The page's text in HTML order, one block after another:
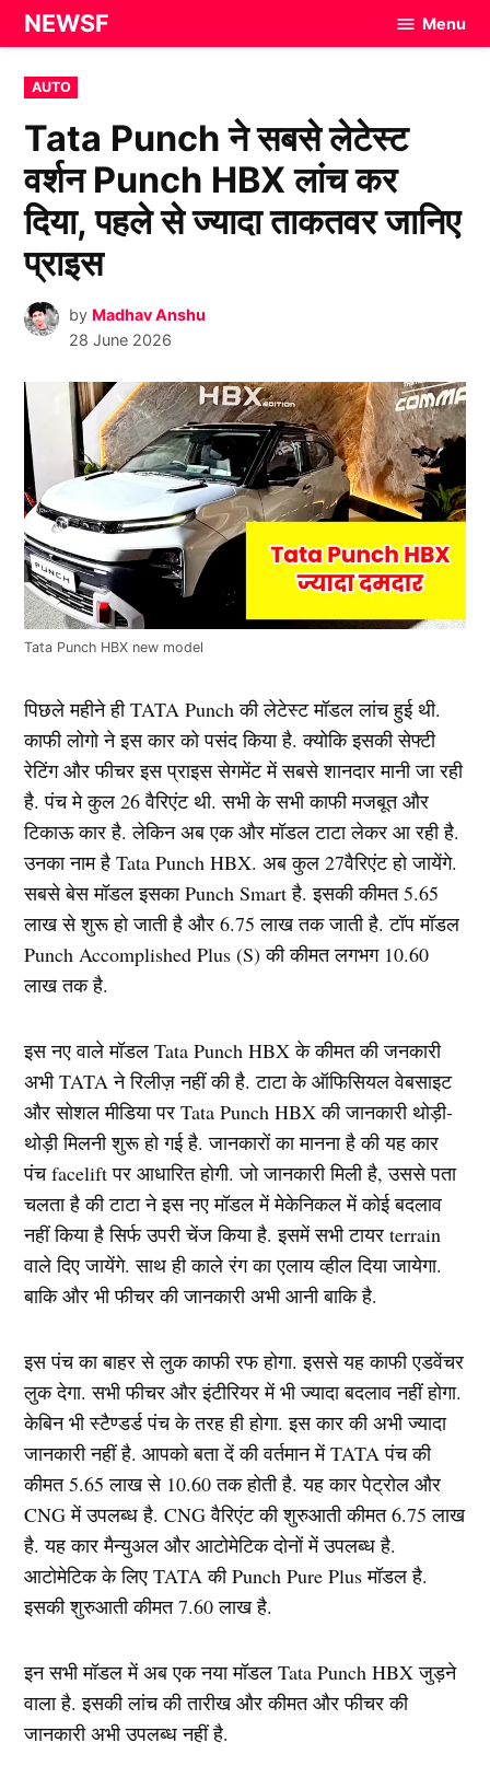
Skip
to
content
NEWSF Menu
POSTED
IN
AUTO
Tata Punch ने सबसे लेटेस्ट
वर्शन Punch HBX लांच कर
दिया, पहले से ज्यादा ताकतवर जानिए
प्राइस
by Madhav Anshu
28 June 2026
Tata Punch HBX new model
पिछले महीने ही TATA Punch की लेटेस्ट मॉडल लांच हुई थी.
काफी लोगो ने इस कार को पसंद किया है. क्योकि इसकी सेफ्टी
रेटिंग और फीचर इस प्राइस सेगमेंट में सबसे शानदार मानी जा रही
है. पंच मे कुल 26 वैरिएंट थी. सभी के सभी काफी मजबूत और
टिकाऊ कार है. लेकिन अब एक और मॉडल टाटा लेकर आ रही है.
उनका नाम है Tata Punch HBX. अब कुल 27वैरिएंट हो जायेंगे.
सबसे बेस मॉडल इसका Punch Smart है. इसकी कीमत 5.65
लाख से शुरू हो जाती है और 6.75 लाख तक जाती है. टॉप मॉडल
Punch Accomplished Plus (S) की कीमत लगभग 10.60
लाख तक है.
इस नए वाले मॉडल Tata Punch HBX के कीमत की जनकारी
अभी TATA ने रिलीज़ नहीं की है. टाटा के ऑफिसियल वेबसाइट
और सोशल मीडिया पर Tata Punch HBX की जानकारी थोड़ी-
थोड़ी मिलनी शुरू हो गई है. जानकारों का मानना है की यह कार
पंच facelift पर आधारित होगी. जो जानकारी मिली है, उससे पता
चलता है की टाटा ने इस नए मॉडल में मेकेनिकल में कोई बदलाव
नहीं किया है सिर्फ उपरी चेंज किया है. इसमें सभी टायर terrain
वाले दिए जायेंगे. साथ ही काले रंग का एलाय व्हील दिया जायेगा.
बाकि और भी फीचर की जानकारी अभी आनी बाकि है.
इस पंच का बाहर से लुक काफी रफ होगा. इससे यह काफी एडवेंचर
लुक देगा. सभी फीचर और इंटीरियर में भी ज्यादा बदलाव नहीं होगा.
केबिन भी स्टैण्डर्ड पंच के तरह ही होगा. इस कार की अभी ज्यादा
जानकारी नहीं है. आपको बता दें की वर्तमान में TATA पंच की
कीमत 5.65 लाख से 10.60 तक होती है. यह कार पेट्रोल और
CNG में उपलब्ध है. CNG वैरिएंट की शुरुआती कीमत 6.75 लाख
है. यह कार मैन्युअल और आटोमेटिक दोनों में उपलब्ध है.
आटोमेटिक के लिए TATA की Punch Pure Plus मॉडल है.
इसकी शुरुआती कीमत 7.60 लाख है.
इन सभी मॉडल में अब एक नया मॉडल Tata Punch HBX जुड़ने
वाला है. इसकी लांच की तारीख और कीमत और फीचर की
जानकारी अभी उपलब्ध नहीं है.